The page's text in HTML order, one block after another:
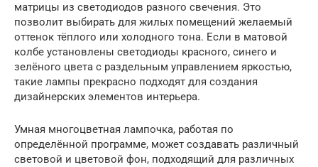
матрицы из светодиодов разного свечения. Это
позволит выбирать для жилых помещений желаемый
оттенок тёплого или холодного тона. Если в матовой
колбе установлены светодиоды красного, синего и
зелёного цвета с раздельным управлением яркостью,
такие лампы прекрасно подходят для создания
дизайнерских элементов интерьера.
Умная многоцветная лампочка, работая по
определённой программе, может создавать различный
световой и цветовой фон, подходящий для различных